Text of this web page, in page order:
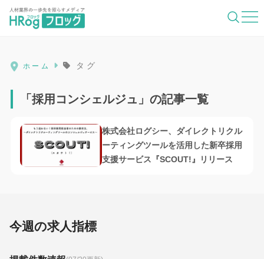
HRog | 人材業界の一歩先を照らすメディ
ホーム タグ
「採用コンシェルジュ」の記事一覧
株式会社ログシー、ダイレクトリクル
ーティングツールを活用した新卒採用
支援サービス『SCOUT!』リリース
今週の求人指標